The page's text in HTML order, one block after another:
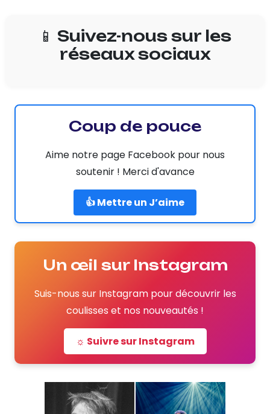
📱 Suivez-nous sur les
réseaux sociaux
Coup de pouce
Aime notre page Facebook pour nous
soutenir ! Merci d'avance
👍 Mettre un J’aime
Un œil sur Instagram
Suis-nous sur Instagram pour découvrir les
coulisses et nos nouveautés !
☼ Suivre sur Instagram